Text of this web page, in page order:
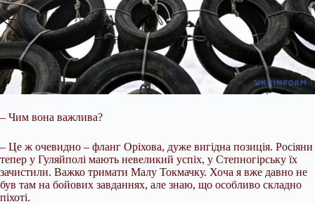
– Чим вона важлива?
– Це ж очевидно – фланг Оріхова, дуже вигідна позиція. Росіяни
тепер у Гуляйполі мають невеликий успіх, у Степногірську їх
зачистили. Важко тримати Малу Токмачку. Хоча я вже давно не
був там на бойових завданнях, але знаю, що особливо складно
піхоті.